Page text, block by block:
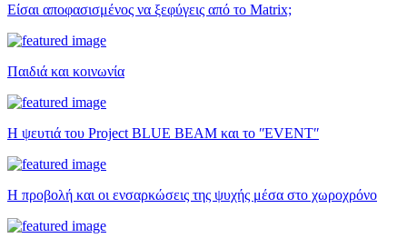
Είσαι αποφασισμένος να ξεφύγεις από το Matrix;
Παιδιά και κοινωνία
Η ψευτιά του Project BLUE BEAM και το ʺEVENTʺ
Η προβολή και οι ενσαρκώσεις της ψυχής μέσα στο χωροχρόνο